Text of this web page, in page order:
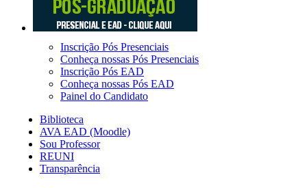
Inscrição Pós Presenciais
Conheça nossas Pós Presenciais
Inscrição Pós EAD
Conheça nossas Pós EAD
Painel do Candidato
Biblioteca
AVA EAD (Moodle)
Sou Professor
REUNI
Transparência